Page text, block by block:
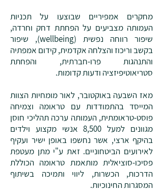
מחקרים אמפיריים שבוצעו על תכניות
העמותה מצביעים על הפחתת דחק וחרדה,
שיפור רווחה נפשית (wellbeing), שיפור
בקשב וריכוז והצלחה אקדמית, קידום אמפתיה
והתנהגות פרו-חברתית, והפחתת
סטריאוטיפיזציה ודעות קדומות.
מאז השבעה באוקטובר, לאור מומחיות הצוות
המייסד בהתמודדות עם טראומה וצמיחה
פוסט-טראומתית, העמותה ערכה תהליכי חוסן
מגוונים למעל 8,500 אנשי מקצוע וילדים
בהיקף ארצי, אשר נחשפו באופן ישיר ועקיף
לאירועים הביטחוניים. זאת ע"י מתן מעטפת
פסיכו-סוציאלית מותאמת טראומה הכוללת
הדרכות, הכשרות, ליווי ותמיכה בשיתוף
המסגרות החינוכיות.